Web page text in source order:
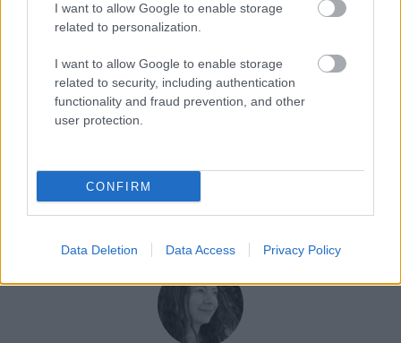
I want to allow Google to enable storage
related to personalization.
I want to allow Google to enable storage
related to security, including authentication
functionality and fraud prevention, and other
user protection.
CONFIRM
Data Deletion Data Access Privacy Policy